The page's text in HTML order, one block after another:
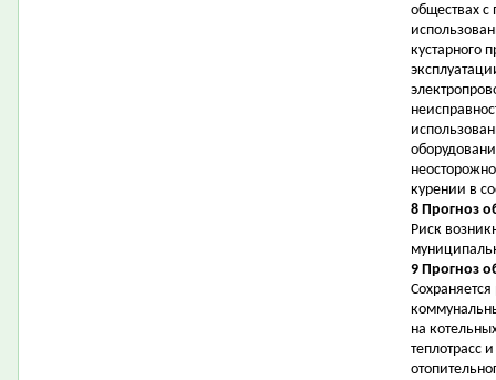
обществах
кустарного
курении в
8 Прогноз
Риск
9 Прогноз
на
теплотрасс